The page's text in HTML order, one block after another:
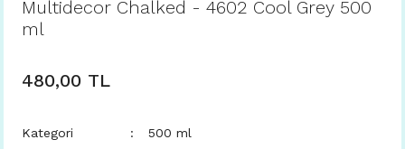
Multidecor Chalked - 4602 Cool Grey 500
ml
480,00 TL
Kategori
500 ml